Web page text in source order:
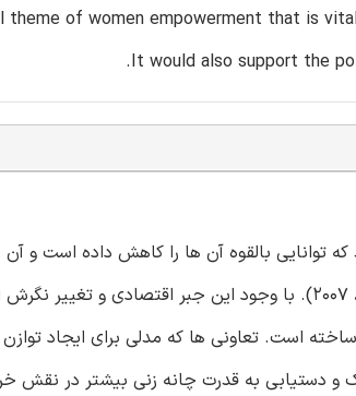
theme of women empowerment that is
It would also support the
بالقوه آن ها را کاهش داده است و آن
حاشیه جریان اصلی رانده است (کریشناسوامی، 1976؛ پارتاساراتی، 2007؛ سریواستاوا، 2007). با وجود این جبر
است. تعاونی ها که مدلی برای ایجاد
و دستیابی به قدرت چانه زنی بیشتر در نقش